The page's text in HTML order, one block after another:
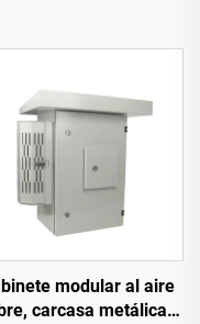
modular al aire
carcasa metálica